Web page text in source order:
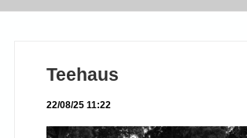
Teehaus
22/08/25 11:22